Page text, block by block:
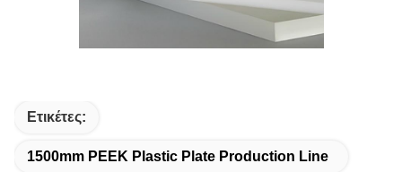
Ετικέτες:
1500mm PEEK Plastic Plate Production Line